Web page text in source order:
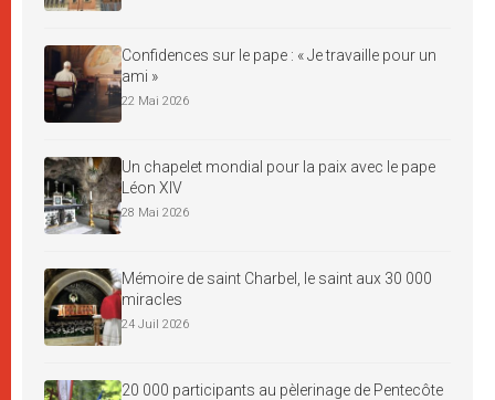
Confidences sur le pape : « Je travaille pour un
ami »
22 Mai 2026
Un chapelet mondial pour la paix avec le pape
Léon XIV
28 Mai 2026
Mémoire de saint Charbel, le saint aux 30 000
miracles
24 Juil 2026
20 000 participants au pèlerinage de Pentecôte